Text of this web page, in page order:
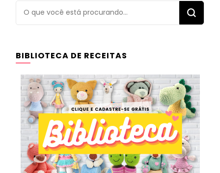
Procurando
algo?
BIBLIOTECA DE RECEITAS